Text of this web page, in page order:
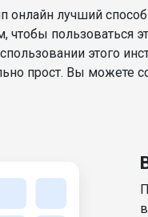
онлайн лучший
чтобы пользоваться
этого
прост. Вы можете